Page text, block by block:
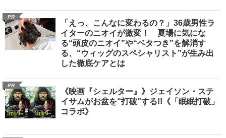
PR
「えっ、こんなに変わるの？」36歳男性ラ
イターのニオイが激変！ 夏場に気にな
る“頭皮のニオイ”や“ベタつき”を解消す
る、“ウィッグのスペシャリスト”が生み出
した徹底ケアとは
PR
《映画『シェルター』》ジェイソン・ステ
イサムがお盆を“打破”する!!《「眠眠打破」
コラボ》